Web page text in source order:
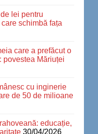
lei pentru
schimbă fața
care a prefăcut o
povestea Măriuței
cu inginerie
de 50 de milioane
educație,
30/04/2026